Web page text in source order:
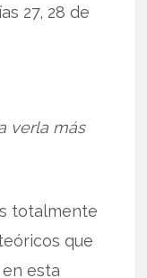
27, 28 de
verla más
totalmente
que
esta